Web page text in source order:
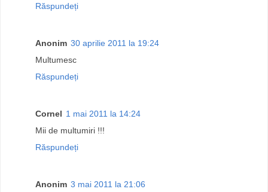
Răspundeți
Anonim 30 aprilie 2011 la 19:24
Multumesc
Răspundeți
Cornel 1 mai 2011 la 14:24
Mii de multumiri !!!
Răspundeți
Anonim 3 mai 2011 la 21:06